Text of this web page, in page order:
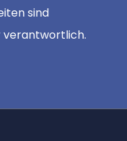
sind
verantwortlich.